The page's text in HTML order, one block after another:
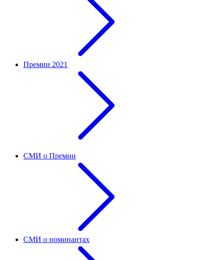
Премии 2021
СМИ о Премии
СМИ о номинантах